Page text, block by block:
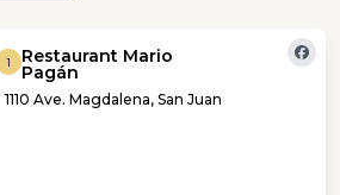
1 Restaurant Mario
Pagán
1110 Ave. Magdalena, San Juan